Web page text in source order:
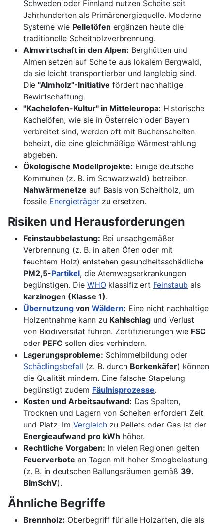
Schweden oder Finnland nutzen Scheite seit
Jahrhunderten als Primärenergiequelle. Moderne
Systeme wie Pelletöfen ergänzen heute die
traditionelle Scheitholzverbrennung.
Almwirtschaft in den Alpen: Berghütten und
Almen setzen auf Scheite aus lokalem Bergwald,
da sie leicht transportierbar und langlebig sind.
Die "Almholz"-Initiative fördert nachhaltige
Bewirtschaftung.
"Kachelofen-Kultur" in Mitteleuropa: Historische
Kachelöfen, wie sie in Österreich oder Bayern
verbreitet sind, werden oft mit Buchenscheiten
beheizt, die eine gleichmäßige Wärmestrahlung
abgeben.
Ökologische Modellprojekte: Einige deutsche
Kommunen (z. B. im Schwarzwald) betreiben
Nahwärmenetze auf Basis von Scheitholz, um
fossile Energieträger zu ersetzen.
Risiken und Herausforderungen
Feinstaubbelastung: Bei unsachgemäßer
Verbrennung (z. B. in alten Öfen oder mit
feuchtem Holz) entstehen gesundheitsschädliche
PM2,5-Partikel, die Atemwegserkrankungen
begünstigen. Die WHO klassifiziert Feinstaub als
karzinogen (Klasse 1).
Übernutzung von Wäldern: Eine nicht nachhaltige
Holzentnahme kann zu Kahlschlag und Verlust
von Biodiversität führen. Zertifizierungen wie FSC
oder PEFC sollen dies verhindern.
Lagerungsprobleme: Schimmelbildung oder
Schädlingsbefall (z. B. durch Borkenkäfer) können
die Qualität mindern. Eine falsche Stapelung
begünstigt zudem Fäulnisprozesse.
Kosten und Arbeitsaufwand: Das Spalten,
Trocknen und Lagern von Scheiten erfordert Zeit
und Platz. Im Vergleich zu Pellets oder Gas ist der
Energieaufwand pro kWh höher.
Rechtliche Vorgaben: In vielen Regionen gelten
Feuerverbote an Tagen mit hoher Smogbelastung
(z. B. in deutschen Ballungsräumen gemäß 39.
BImSchV).
Ähnliche Begriffe
Brennholz: Oberbegriff für alle Holzarten, die als